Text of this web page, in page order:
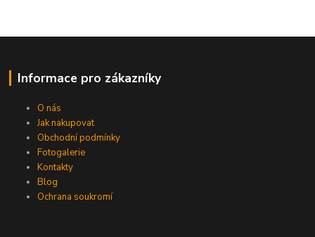
Informace pro zákazníky
O nás
Jak nakupovat
Obchodní podmínky
Fotogalerie
Kontakty
Blog
Ochrana soukromí